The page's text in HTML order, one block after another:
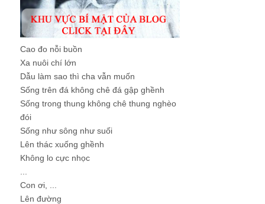
Cao đo nỗi buồn
Xa nuôi chí lớn
Dẫu làm sao thì cha vẫn muốn
Sống trên đá không chê đá gập ghềnh
Sống trong thung không chê thung nghèo
đói
Sống như sông như suối
Lên thác xuống ghềnh
Không lo cực nhọc
Con ơi, ...
Lên đường